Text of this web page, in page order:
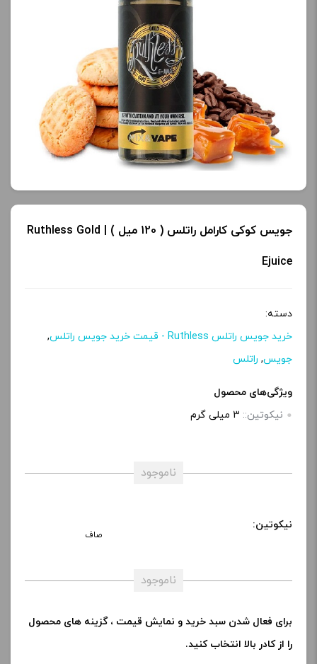
جویس کوکی کارامل راتلس ( 120 میل ) | Ruthless Gold
Ejuice
دسته:
خرید جویس راتلس Ruthless - قیمت خرید جویس راتلس
,
جویس, راتلس
ویژگی‌های محصول
نیکوتین:: 3 میلی‌ گرم
ناموجود
نیکوتین:
صاف
ناموجود
برای فعال شدن سبد خرید و نمایش قیمت ، گزینه های محصول
را از کادر بالا انتخاب کنید.